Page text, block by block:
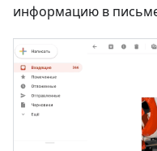
информацию в